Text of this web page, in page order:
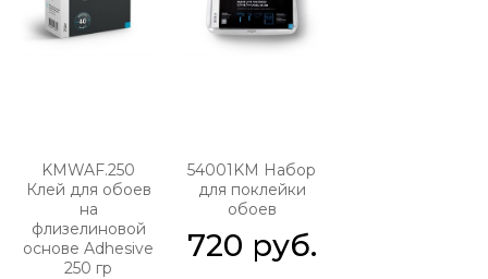
KMWAF.250
Клей для обоев
на
флизелиновой
основе Adhesive
250 гр
54001KM Набор
для поклейки
обоев
720 руб.